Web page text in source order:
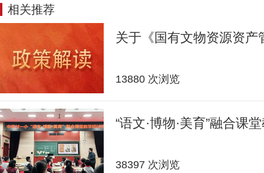
相关推荐
关于《国有文物资源资
13880 次浏览
“语文·博物·美育”融合课
38397 次浏览